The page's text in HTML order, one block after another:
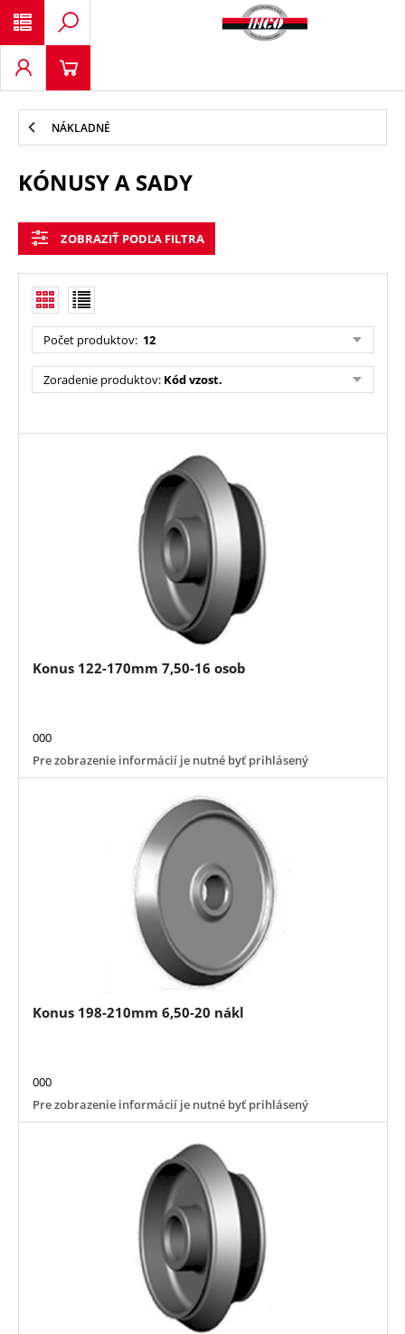
NÁKLADNÉ
KÓNUSY A SADY
ZOBRAZIŤ PODĽA FILTRA
Počet produktov: 12
Zoradenie produktov: Kód vzost.
Konus 122-170mm 7,50-16 osob
000
Pre zobrazenie informácií je nutné byť prihlásený
Konus 198-210mm 6,50-20 nákl
000
Pre zobrazenie informácií je nutné byť prihlásený